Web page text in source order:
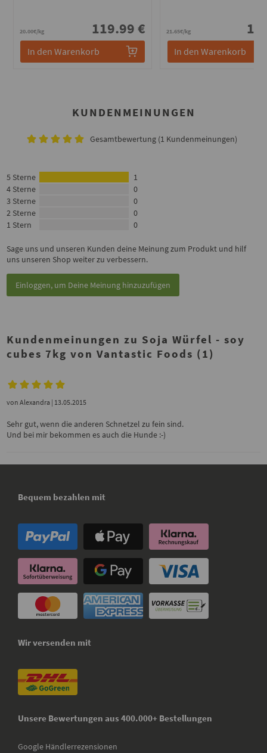
20.00€/kg 119.99 €
In den Warenkorb
21.65€/kg
In den Warenkorb
KUNDENMEINUNGEN
Gesamtbewertung (1 Kundenmeinungen)
5 Sterne
1
4 Sterne
0
3 Sterne
0
2 Sterne
0
1 Stern
0
Sage uns und unseren Kunden deine Meinung zum Produkt und hilf
uns unseren Shop weiter zu verbessern.
Einloggen, um Deine Meinung hinzuzufügen
Kundenmeinungen zu Soja Würfel - soy
cubes 7kg von Vantastic Foods (1)
vonAlexandra | 13.05.2015
Sehr gut, wenn die anderen Schnetzel zu fein sind.
Und bei mir bekommen es auch die Hunde :-)
Bequem bezahlen mit
Wir versenden mit
Unsere Bewertungen aus 400.000+ Bestellungen
Google Händlerrezensionen